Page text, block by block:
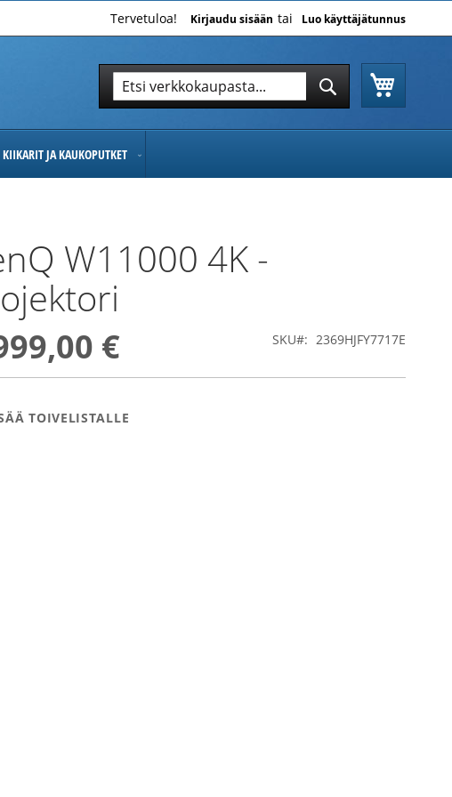
Tervetuloa! Kirjaudu sisään Luo käyttäjätunnus
Hae
KIIKARIT JA KAUKOPUTKET
W11000 4K -
€ SKU 2369HJFY7717E
TOIVELISTALLE